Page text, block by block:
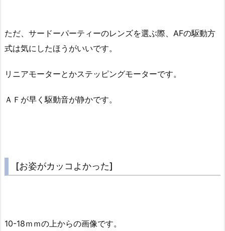
ただ、サードーパーティーのレンズを選ぶ際、AFの駆動方
式は気にしたほうがいいです。
リニアモーターとかステッピングモーターです。
ＡＦが早く駆動音が静かです。
[お姿がカッコよかった]
10-18ｍｍの上からの画像です。